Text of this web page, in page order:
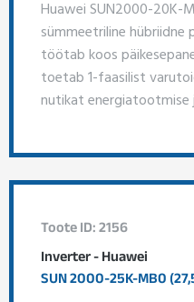
Huawei SUN2000-20K-
sümmeetriline hübriidne
töötab koos
toetab 1-faasilist
nutikat
Toote ID: 2156
Inverter - Huawei
SUN 2000-25K-MB0